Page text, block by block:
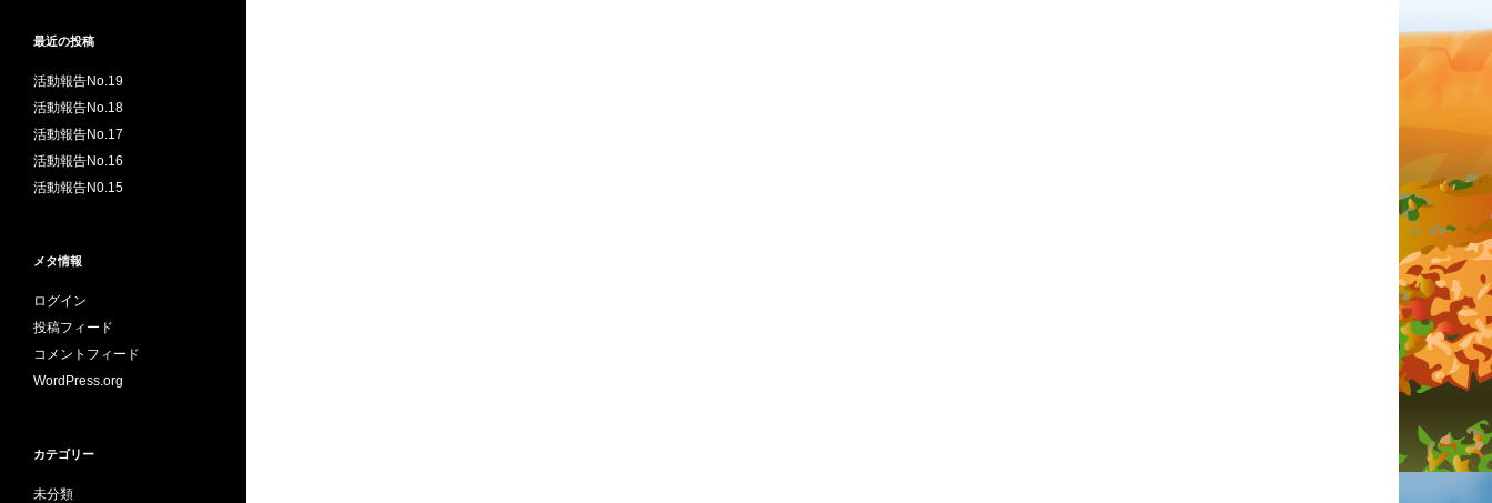
最近の投稿
活動報告No.19
活動報告No.18
活動報告No.17
活動報告No.16
活動報告N0.15
メタ情報
ログイン
投稿フィード
コメントフィード
WordPress.org
カテゴリー
未分類